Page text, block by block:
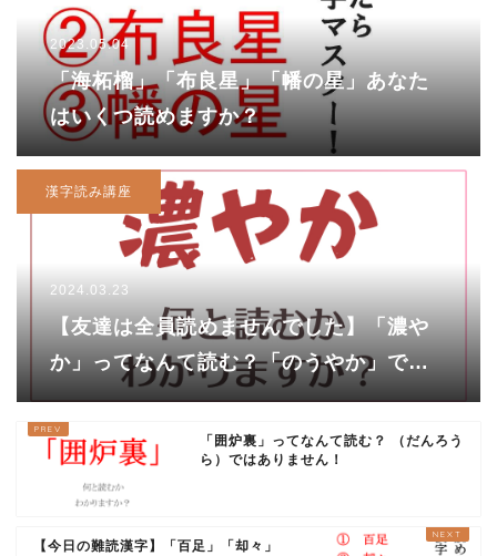
2023.05.04
「海柘榴」「布良星」「幡の星」あなた
はいくつ読めますか？
漢字読み講座
2024.03.23
【友達は全員読めませんでした】「濃や
か」ってなんて読む？「のうやか」では
ありません……！
「囲炉裏」ってなんて読む？ （だんろう
ら）ではありません！
【今日の難読漢字】「百足」「却々」